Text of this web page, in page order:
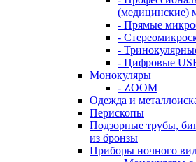
(медицинские)
- Прямые
-
-
- Цифровые
Монокуляры
- ZOOM
Одежда и
Перископы
Подзорные трубы,
из бронзы
Приборы ночного